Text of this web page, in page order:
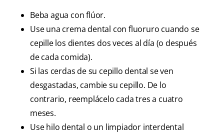
Beba agua con flúor.
Use una crema dental con fluoruro cuando se
cepille los dientes dos veces al día (o después
de cada comida).
Si las cerdas de su cepillo dental se ven
desgastadas, cambie su cepillo. De lo
contrario, reemplácelo cada tres a cuatro
meses.
Use hilo dental o un limpiador interdental